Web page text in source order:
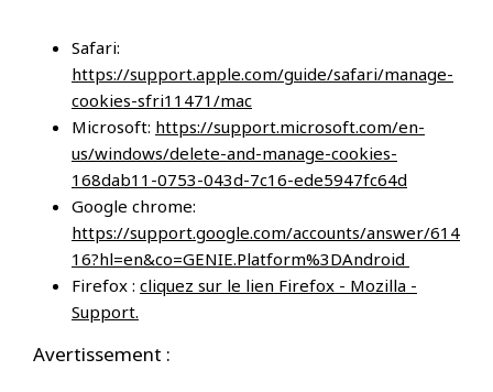
Safari:
https://support.apple.com/guide/safari/manage-
cookies-sfri11471/mac
Microsoft: https://support.microsoft.com/en-
us/windows/delete-and-manage-cookies-
168dab11-0753-043d-7c16-ede5947fc64d
Google chrome:
https://support.google.com/accounts/answer/614
16?hl=en&co=GENIE.Platform%3DAndroid
Firefox : cliquez sur le lien Firefox - Mozilla -
Support.
Avertissement :